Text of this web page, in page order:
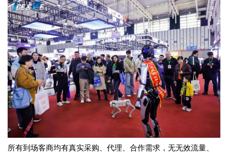
所有到场客商均有真实采购、代理、合作需求，无无效流量、